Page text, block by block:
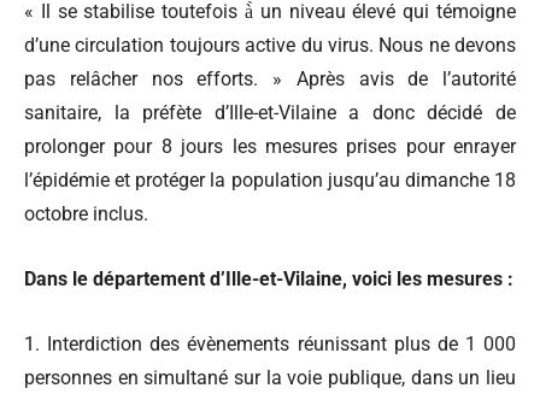
« Il se stabilise toutefois à̀ un niveau élevé qui témoigne
d’une circulation toujours active du virus. Nous ne devons
pas relâcher nos efforts. » Après avis de l’autorité
sanitaire, la préfète d’Ille-et-Vilaine a donc décidé de
prolonger pour 8 jours les mesures prises pour enrayer
l’épidémie et protéger la population jusqu’au dimanche 18
octobre inclus.
Dans le département d’Ille-et-Vilaine, voici les mesures :
1. Interdiction des évènements réunissant plus de 1 000
personnes en simultané sur la voie publique, dans un lieu